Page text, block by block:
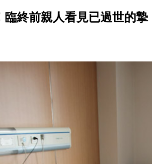
臨終前親人看見已過世的摯